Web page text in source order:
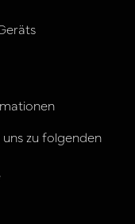
zu folgenden